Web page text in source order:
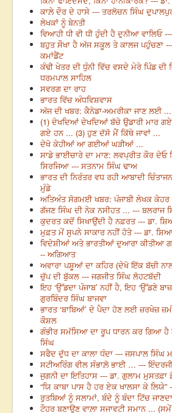
ਕਾਲ਼ੇ ਦੌਰ ਦੇ ਹਾਸੇ --- ਤਰਲੋਚਨ ਸਿੰਘ
ਲੇਖਕਾਂ ਨੂੰ ਬੇਨਤੀ
ਵਿਆਹੀ ਧੀ ਵੀ ਧੀ ਹੁੰਦੀ ਹੈ ਦੁਨੀਆ ਵਾਲਿਓ
ਬਹੁਤ ਸੌਖਾ ਹੈ ਅੱਜ ਸਕੂਲ ਤੇ ਕਾਲਜ ਪਹੁੰਚਣਾ
ਕਮਾਂਡੈਂਟ
ਕੰਢੀ ਖੇਤਰ ਦੀ ਧੁੰਨੀ ਵਿੱਚ ਵਸਦੇ ਮੇਰੇ ਪਿੰਡ ਦੀ
ਧਰਮਪਾਲ ਸਾਹਿਲ
ਸਵਰਗ ਦਾ ਰਾਹ
ਭਾਰਤ ਵਿੱਚ ਅੰਧਵਿਸ਼ਵਾਸ
ਅੱਜ ਦੀ ਖਬਰ: ਕੈਨੇਡਾ-ਅਮਰੀਕਾ ਜਾਣ ਲਈ
(1) ਦੇਖਦਿਆਂ ਦੇਖਦਿਆਂ ਬੱਚੇ ਉਡਾਰੀ ਮਾਰ ਗਏ
ਗਏ ਹਨ ... (3) ਹੁਣ ਦੱਸੋ ਮੈਂ ਕਿੱਥੇ ਜਾਵਾਂ ...
ਦੇਖੋ ਕੇਹੀਆਂ ਆ ਗਈਆਂ ਘੜੀਆਂ ...
ਸਾਡੇ ਭਾਈਚਾਰੇ ਦਾ ਮਾਣ: ਲਵਪ੍ਰੀਤ ਕੌਰ ਦੇਓ
ਸਿਰਜਿਆ --- ਸਤਨਾਮ ਸਿੰਘ ਢਾਅ
ਭਾਰਤ ਦੀ ਨਿਰੰਤਰ ਵਧ ਰਹੀ ਆਬਾਦੀ
ਮੁੰਡੇ
ਅਤਿਅੰਤ ਸੋਗਮਈ ਖਬਰ: ਪੰਜਾਬੀ ਲੇਖਕ ਕੇਹਰ
ਗੱਜਣ ਸਿੰਘ ਦੀ ਨੇਕ ਨਸੀਹਤ ... --- ਬਲਰਾਜ
ਕੁਦਰਤ ਕਦੋਂ ਸਿਖਾਉਂਦੀ ਹੈ ਨਫ਼ਰਤ --- ਡਾ.
ਮੁਫ਼ਤ ਮੇਂ ਸੁਪਨੇ ਸਾਕਾਰ ਨਹੀਂ ਹੋਤੇ --- ਡਾ.
ਵਿਦੇਸ਼ੀਆਂ ਅਤੇ ਭਾਰਤੀਆਂ ਦੁਆਰਾ ਕੀਤੀਆ
-- ਅਗਿਆਤ
ਅਵਾਰਾ ਪਸ਼ੂਆਂ ਦਾ ਕਹਿਰ (ਦੇਖੋ ਇੱਕ ਬੱਚੀ
ਚੁੱਪ ਦੀ ਬੁੱਕਲ --- ਜਗਜੀਤ ਸਿੰਘ ਲੋਹਟਬੱਦੀ
ਇਹ ‘ਉੱਡਦਾ ਪੰਜਾਬ’ ਨਹੀਂ ਹੈ, ਇਹ ‘ਉੱਡਣੇ
ਗੁਰਬਿੰਦਰ ਸਿੰਘ ਬਾਜਵਾ
ਭਾਰਤ ‘ਬਾਬਿਆਂ’ ਦੇ ਪੈਦਾ ਹੋਣ ਲਈ ਜ਼ਰਖੇਜ਼
ਕੌਸ਼ਲ
ਗੰਭੀਰ ਸਮੱਸਿਆ ਦਾ ਰੂਪ ਧਾਰਨ ਕਰ ਗਿਆ ਹੈ
ਸਿੰਘ
ਸਫੈਦ ਦੁੱਧ ਦਾ ਕਾਲਾ ਧੰਦਾ --- ਜਸਪਾਲ ਸਿੰਘ
ਸਟੀਅਰਿੰਗ ਵੀਲ ਸੰਭਾਲ਼ੋ ਭਾਈ … ---
ਜੁਗਨੀ ਦਾ ਇਤਿਹਾਸ --- ਡਾ. ਗੁਲਾਮ ਮੁਸਤਫ਼ਾ
“ਯਿ ਕਾਬਾ ਪਾਸ ਹੈ ਹਰ ਏਕ ਖਾਲਸਾ ਕੇ
ਰੁਤਬਿਆਂ ਨੂੰ ਸਲਾਮਾਂ, ਬੰਦੇ ਨੂੰ ਬੰਦਾ ਟਿੱਚ
ਟੌਹਰ ਬਣਾਉਣ ਵਾਲ਼ਾ ਸਜਾਵਟੀ ਸਮਾਨ ...